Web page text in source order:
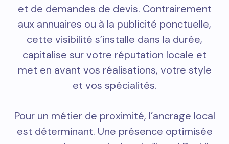
et de demandes de devis. Contrairement
aux annuaires ou à la publicité ponctuelle,
cette visibilité s’installe dans la durée,
capitalise sur votre réputation locale et
met en avant vos réalisations, votre style
et vos spécialités.
Pour un métier de proximité, l’ancrage local
est déterminant. Une présence optimisée